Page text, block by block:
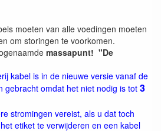
moeten van alle voedingen moeten
om storingen te voorkomen.
massapunt! "De
kabel is in de nieuwe versie vanaf de
gebracht omdat het niet nodig is tot 3
stromingen vereist, als u dat toch
etiket te verwijderen en een kabel